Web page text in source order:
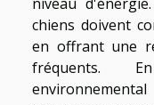
niveau
chiens doivent
en offrant une
fréquents.